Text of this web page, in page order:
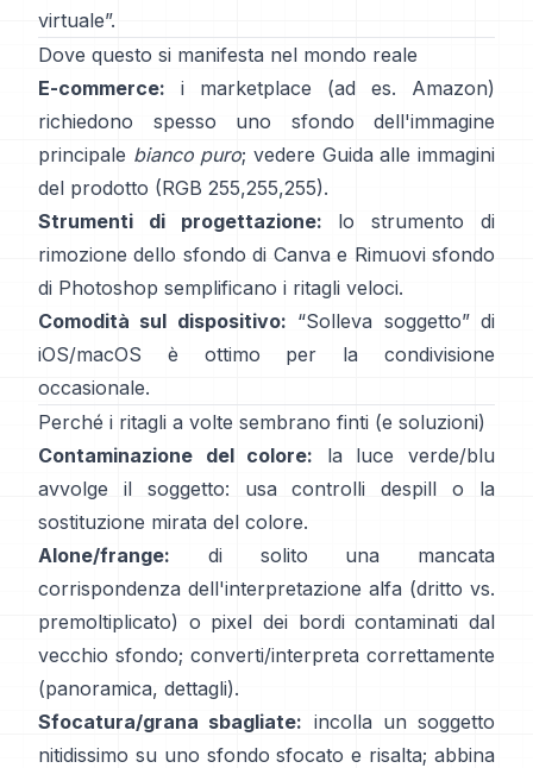
virtuale”.
Dove questo si manifesta nel mondo reale
E-commerce: i marketplace (ad es. Amazon)
richiedono spesso uno sfondo dell'immagine
principale bianco puro; vedere Guida alle immagini
del prodotto (RGB 255,255,255).
Strumenti di progettazione: lostrumento di
rimozione dello sfondo di Canvae Rimuovi sfondo
di Photoshop semplificano i ritagli veloci.
Comodità sul dispositivo: “Solleva soggetto” di
iOS/macOS è ottimo per la condivisione
occasionale.
Perché i ritagli a volte sembrano finti (e soluzioni)
Contaminazione del colore: la luce verde/blu
avvolge il soggetto: usa
controlli despill o la
sostituzione mirata del colore.
Alone/frange: di solito una mancata
corrispondenza dell'interpretazione alfa (dritto vs.
premoltiplicato) o pixel dei bordi contaminati dal
vecchio sfondo; converti/interpreta correttamente
(panoramica, dettagli).
Sfocatura/grana sbagliate: incolla un soggetto
nitidissimo su uno sfondo sfocato e risalta; abbina